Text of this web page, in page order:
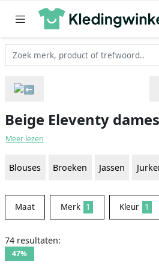
Beige Eleventy
Meer lezen
Blouses Broeken Jassen
Maat Merk 1 Kleur 1
74 resultaten:
47%